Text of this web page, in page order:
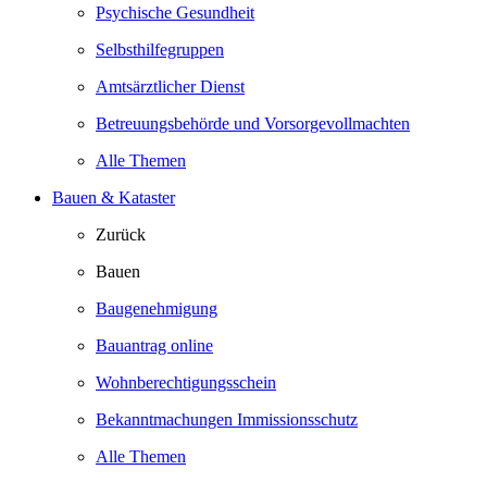
Psychische Gesundheit
Selbsthilfegruppen
Amtsärztlicher Dienst
Betreuungsbehörde und Vorsorgevollmachten
Alle Themen
Bauen & Kataster
Zurück
Bauen
Baugenehmigung
Bauantrag online
Wohnberechtigungsschein
Bekanntmachungen Immissionsschutz
Alle Themen